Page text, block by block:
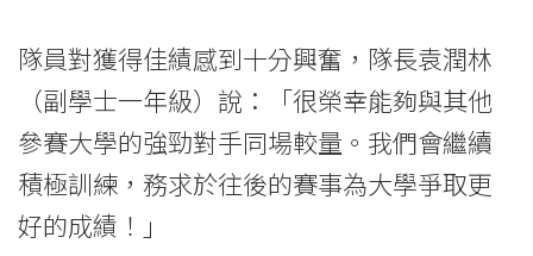
學
院
消
隊員對獲得佳績感到十分興奮，隊長袁潤林
（副學士一年級）說：「很榮幸能夠與其他
參賽大學的強勁對手同場較量。我們會繼續
積極訓練，務求於往後的賽事為大學爭取更
好的成績！」